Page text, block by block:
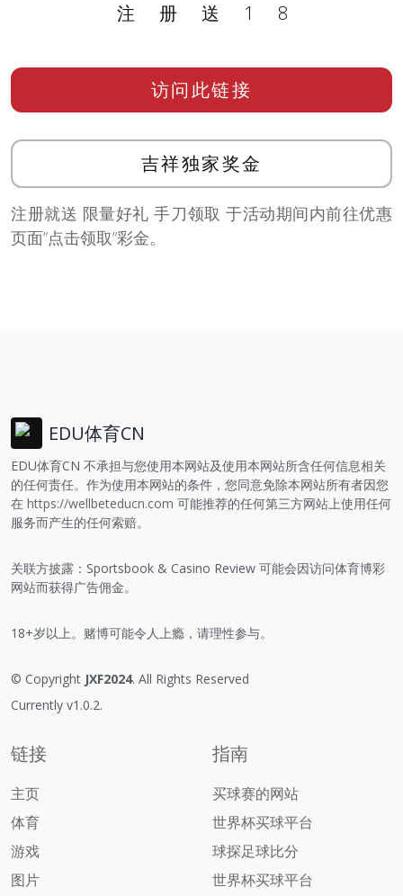
注册送18
访问此链接
吉祥独家奖金
注册就送 限量好礼 手刀领取 于活动期间内前往优惠
页面”点击领取”彩金。
EDU体育CN
EDU体育CN 不承担与您使用本网站及使用本网站所含任何信息相关
的任何责任。作为使用本网站的条件，您同意免除本网站所有者因您
在 https://wellbeteducn.com 可能推荐的任何第三方网站上使用任何
服务而产生的任何索赔。
关联方披露：Sportsbook & Casino Review 可能会因访问体育博彩
网站而获得广告佣金。
18+岁以上。赌博可能令人上瘾，请理性参与。
© Copyright JXF2024. All Rights Reserved
Currently v1.0.2.
链接
主页
体育
游戏
图片
指南
买球赛的网站
世界杯买球平台
球探足球比分
世界杯买球平台